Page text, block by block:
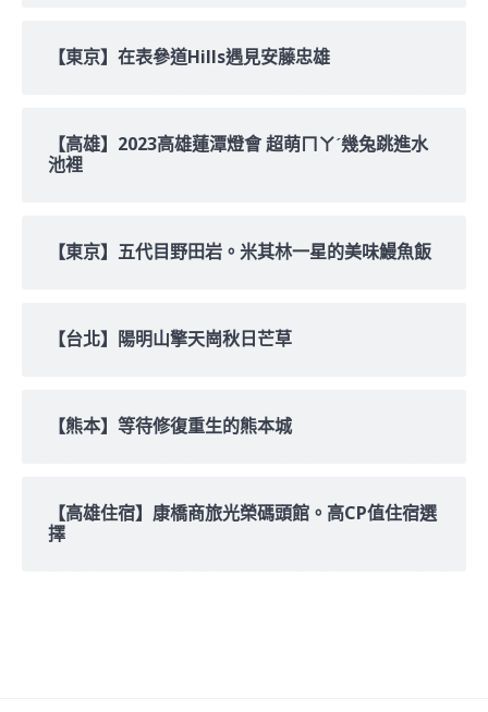
【東京】在表參道Hills遇見安藤忠雄
【高雄】2023高雄蓮潭燈會 超萌ㄇㄚˊ幾兔跳進水
池裡
【東京】五代目野田岩。米其林一星的美味鰻魚飯
【台北】陽明山擎天崗秋日芒草
【熊本】等待修復重生的熊本城
【高雄住宿】康橋商旅光榮碼頭館。高CP值住宿選
擇